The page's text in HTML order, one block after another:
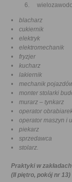
• blacharz
• cukiernik
• elektryk
• elektromechanik
• fryzjer
• kucharz
• lakiernik
• mechanik
• monter stolarki
• murarz – tynkarz
• operator
• operator maszyn i
• piekarz
• sprzedawca
• stolarz.
Praktyki w
(II piętro, pokój nr 13)